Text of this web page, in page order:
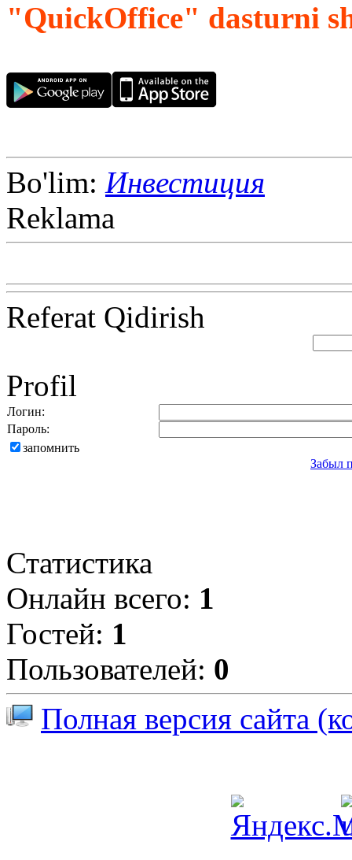
"QuickOffice" dasturni
Bo'lim: Инвестиция
Reklama
Referat Qidirish
Profil
Логин:
Пароль:
запомнить
Забыл
Статистика
Онлайн всего: 1
Гостей: 1
Пользователей: 0
Полная версия сайта